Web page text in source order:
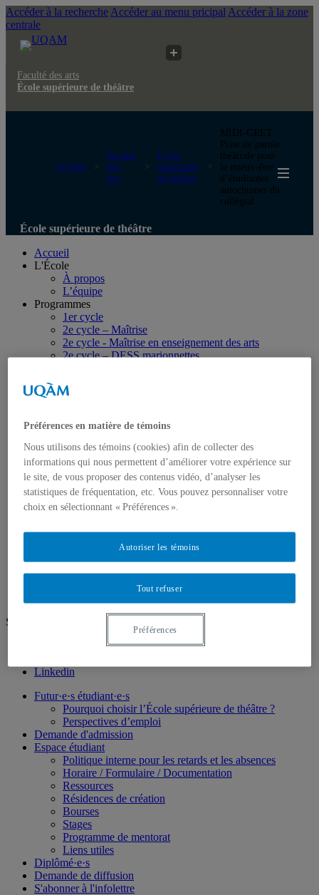
Accéder à la recherche Accéder au menu pricipal Accéder à la zone
centrale
Faculté des arts
École supérieure de théâtre
UQAM
Faculté
des
arts
École
supérieure
de théâtre
MIDI-GRET :
Prise de parole
théâtrale pour
le mieux-être
d’étudiantes
autochtones du
collégial
École supérieure de théâtre
Accueil
L'École
À propos
L’équipe
Programmes
1er cycle
2e cycle – Maîtrise
2e cycle - Maîtrise en enseignement des arts
2e cycle – DESS marionnettes
Corps professoral
Professeur·e·s
Professeure émérite
Professeur·e·s invité·e·s
Chargé·e·s de cours
Programmation
Productions
Billetterie
Recherche
Groupes de recherche
Mémoires et thèses
Centre de documentation (CEDEST)
Formulaire Résidence de recherche/création
Nous joindre
Suivez-nous
Linkedin
Futur·e·s étudiant·e·s
Pourquoi choisir l’École supérieure de théâtre ?
Perspectives d’emploi
Demande d'admission
Espace étudiant
Politique interne pour les retards et les absences
Horaire / Formulaire / Documentation
Ressources
Résidences de création
Bourses
Stages
Programme de mentorat
Liens utiles
Diplômé·e·s
Demande de diffusion
S'abonner à l'infolettre
Préférences en matière de témoins
Nous utilisons des témoins (cookies) afin de collecter des
informations qui nous permettent d’améliorer votre expérience sur
le site, de vous proposer des contenus vidéo, d’analyser les
statistiques de fréquentation, etc. Vous pouvez personnaliser votre
choix en sélectionnant « Préférences ».
Tout refuser
Autoriser les témoins
Préférences